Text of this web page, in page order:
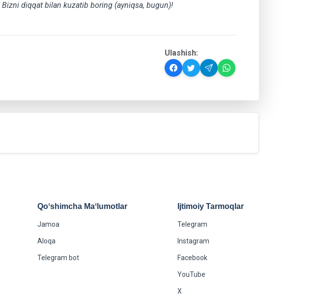
Bizni diqqat bilan kuzatib boring (ayniqsa, bugun)!
Ulashish:
Qoʻshimcha Maʻlumotlar
Jamoa
Aloqa
Telegram bot
Ijtimoiy Tarmoqlar
Telegram
Instagram
Facebook
YouTube
X